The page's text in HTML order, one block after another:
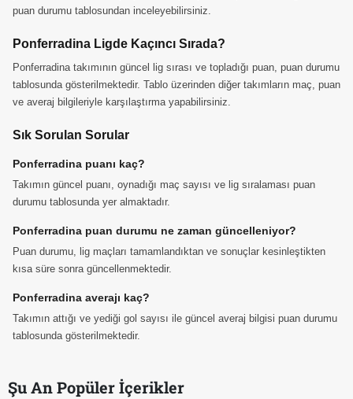
puan durumu tablosundan inceleyebilirsiniz.
Ponferradina Ligde Kaçıncı Sırada?
Ponferradina takımının güncel lig sırası ve topladığı puan, puan durumu
tablosunda gösterilmektedir. Tablo üzerinden diğer takımların maç, puan
ve averaj bilgileriyle karşılaştırma yapabilirsiniz.
Sık Sorulan Sorular
Ponferradina puanı kaç?
Takımın güncel puanı, oynadığı maç sayısı ve lig sıralaması puan
durumu tablosunda yer almaktadır.
Ponferradina puan durumu ne zaman güncelleniyor?
Puan durumu, lig maçları tamamlandıktan ve sonuçlar kesinleştikten
kısa süre sonra güncellenmektedir.
Ponferradina averajı kaç?
Takımın attığı ve yediği gol sayısı ile güncel averaj bilgisi puan durumu
tablosunda gösterilmektedir.
Şu An Popüler İçerikler